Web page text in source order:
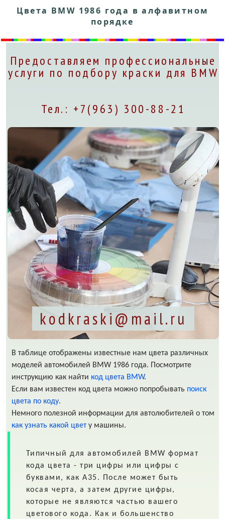
Цвета BMW 1986 года в алфавитном
порядке
Предоставляем профессиональные
услуги по подбору краски для BMW
Тел.: +7(963) 300-88-21
kodkraski@mail.ru
В таблице отображены известные нам цвета различных
моделей автомобилей BMW 1986 года. Посмотрите
инструкцию как найти код цвета BMW.
Если вам известен код цвета можно попробывать поиск
цвета по коду.
Немного полезной информации для автолюбителей о том
как узнать какой цвету машины.
Типичный для автомобилей BMW формат
кода цвета - три цифры или цифры с
буквами, как A35. После может быть
косая черта, а затем другие цифры,
которые не являются частью вашего
цветового кода. Как и большенство